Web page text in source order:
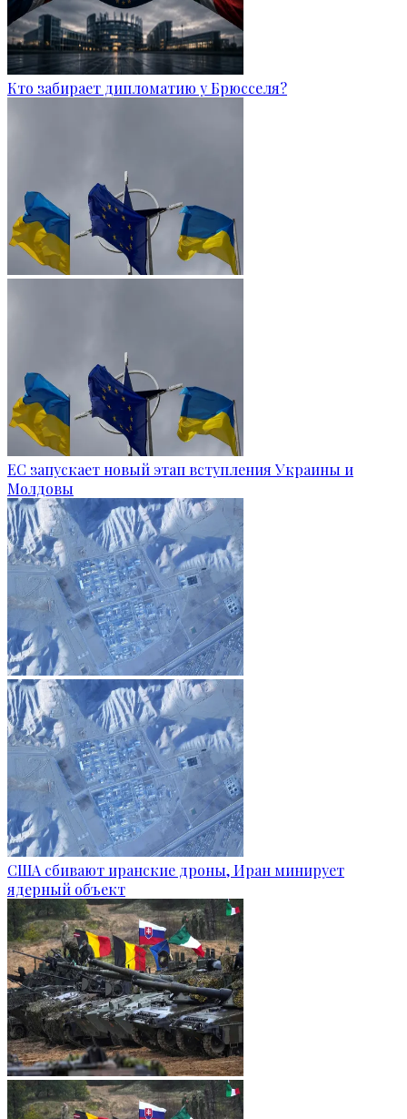
Кто забирает дипломатию у Брюсселя?
ЕС запускает новый этап вступления Украины и
Молдовы
США сбивают иранские дроны, Иран минирует
ядерный объект